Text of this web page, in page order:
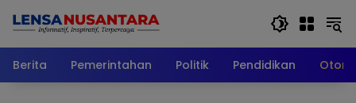
Berita
Pemerintahan Politik Pendidikan